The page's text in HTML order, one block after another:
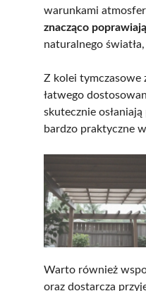
warunkami
znacząco
naturalnego
Z kolei tymczasowe
łatwego
skutecznie
bardzo praktyczne
Warto również
oraz dostarcza